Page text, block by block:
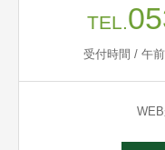
TEL.
受付時間 / 午